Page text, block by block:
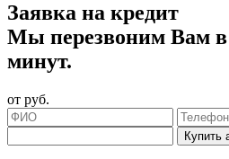
Заявка на кредит
Мы перезвоним Вам в
минут.
от руб.
Купить